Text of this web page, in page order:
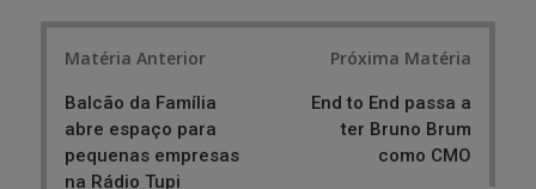
Matéria Anterior
Balcão da Família
abre espaço para
pequenas empresas
na Rádio Tupi
Próxima Matéria
End to End passa a
ter Bruno Brum
como CMO